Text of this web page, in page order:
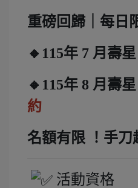
重磅回歸｜每日
🔸115年 7 月壽
🔸115年 8 月壽星
約
名額有限 ！手刀
活動資格